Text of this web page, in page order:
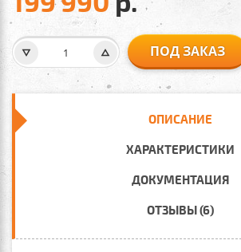
ПОД ЗАКАЗ
ОПИСАНИЕ
ХАРАКТЕРИСТИКИ
ДОКУМЕНТАЦИЯ
ОТЗЫВЫ (6)